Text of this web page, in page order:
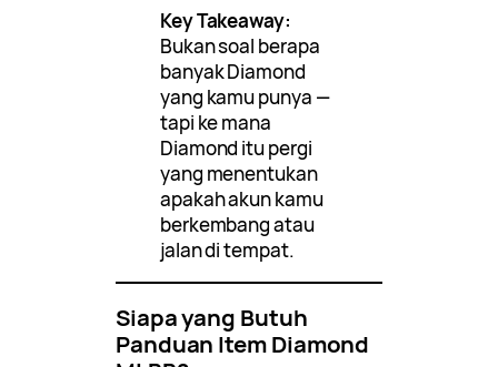
Key Takeaway:
Bukan soal berapa
banyak Diamond
yang kamu punya —
tapi ke mana
Diamond itu pergi
yang menentukan
apakah akun kamu
berkembang atau
jalan di tempat.
Siapa yang Butuh
Panduan Item Diamond